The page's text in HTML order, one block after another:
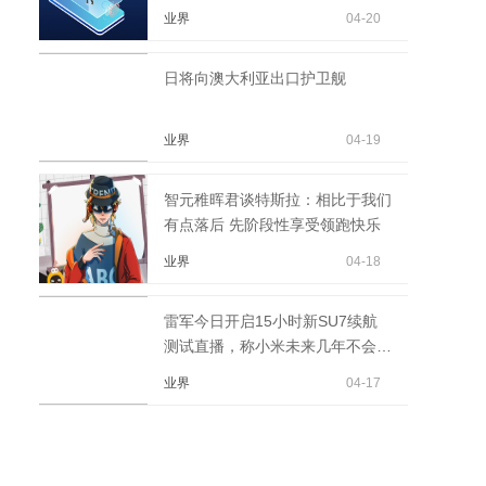
业界 04-20
日将向澳大利亚出口护卫舰
业界 04-19
智元稚晖君谈特斯拉：相比于我们
有点落后 先阶段性享受领跑快乐
业界 04-18
雷军今日开启15小时新SU7续航
测试直播，称小米未来几年不会做
业界 04-17